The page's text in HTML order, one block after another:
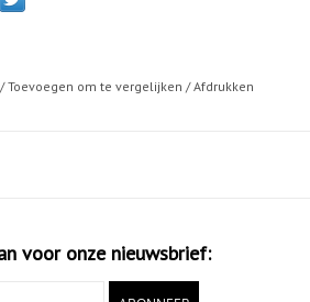
/Toevoegen om te vergelijken /Afdrukken
voor onze nieuwsbrief: